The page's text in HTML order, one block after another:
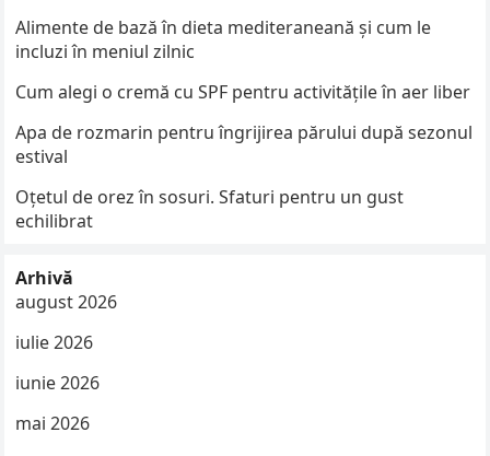
Alimente de bază în dieta mediteraneană și cum le
incluzi în meniul zilnic
Cum alegi o cremă cu SPF pentru activitățile în aer liber
Apa de rozmarin pentru îngrijirea părului după sezonul
estival
Oțetul de orez în sosuri. Sfaturi pentru un gust
echilibrat
Arhivă
august 2026
iulie 2026
iunie 2026
mai 2026